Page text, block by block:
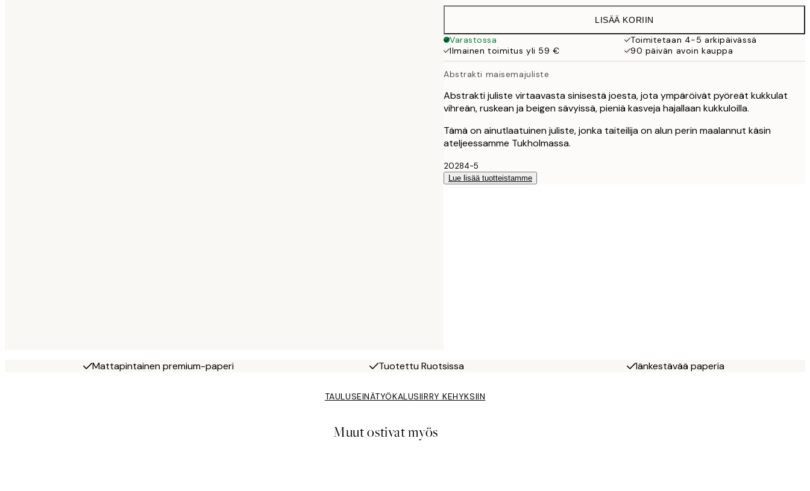
100x150 cm
LISÄÄ KORIIN
Varastossa
Toimitetaan 4-5 arkipäivässä
Ilmainen toimitus yli 59 €
90 päivän avoin kauppa
Abstrakti maisemajuliste
Abstrakti juliste virtaavasta sinisestä joesta, jota ympäröivät pyöreät kukkulat
vihreän, ruskean ja beigen sävyissä, pieniä kasveja hajallaan kukkuloilla.
Tämä on ainutlaatuinen juliste, jonka taiteilija on alun perin maalannut käsin
ateljeessamme Tukholmassa.
20284-5
Lue lisää tuotteistamme
Mattapintainen premium-paperi Tuotettu Ruotsissa Iänkestävää paperia
TAULUSEINÄTYÖKALUSIIRRY KEHYKSIIN
Muut ostivat myös